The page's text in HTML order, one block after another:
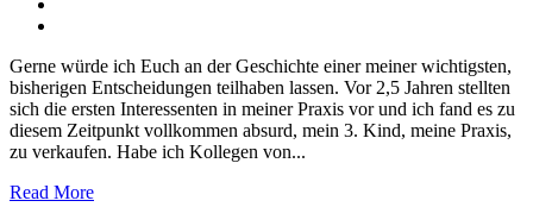
Gerne würde ich Euch an der Geschichte einer meiner wichtigsten,
bisherigen Entscheidungen teilhaben lassen. Vor 2,5 Jahren stellten
sich die ersten Interessenten in meiner Praxis vor und ich fand es zu
diesem Zeitpunkt vollkommen absurd, mein 3. Kind, meine Praxis,
zu verkaufen. Habe ich Kollegen von...
Read More